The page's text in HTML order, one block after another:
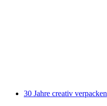
30 Jahre creativ verpacken